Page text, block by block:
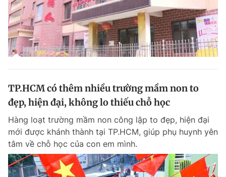
TP.HCM có thêm nhiều trường mầm non to
đẹp, hiện đại, không lo thiếu chỗ học
Hàng loạt trường mầm non công lập to đẹp, hiện đại
mới được khánh thành tại TP.HCM, giúp phụ huynh yên
tâm về chỗ học của con em mình.